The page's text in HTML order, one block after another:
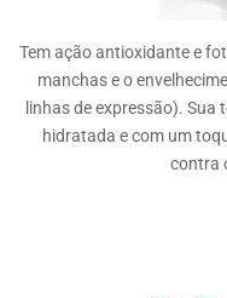
Tem ação antioxidante e
manchas e o
linhas de expressão). Sua
hidratada e com um
contra